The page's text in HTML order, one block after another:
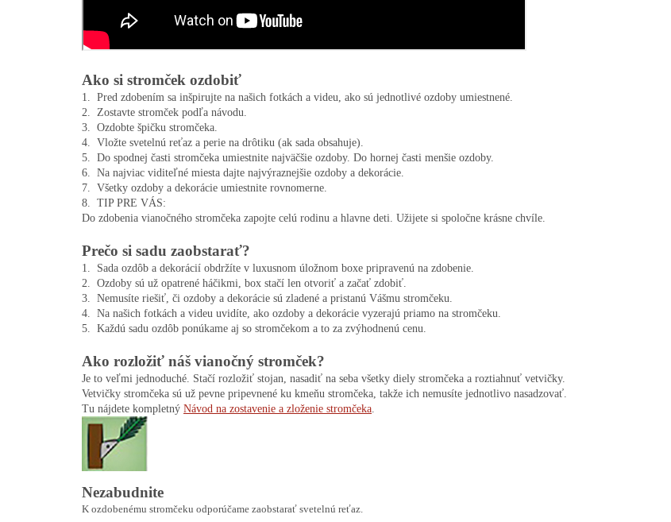
Ako si stromček ozdobiť
1.  Pred zdobením sa inšpirujte na našich fotkách a videu, ako sú jednotlivé ozdoby umiestnené.
2.  Zostavte stromček podľa návodu.
3.  Ozdobte špičku stromčeka.
4.  Vložte svetelnú reťaz a perie na drôtiku (ak sada obsahuje).
5.  Do spodnej časti stromčeka umiestnite najväčšie ozdoby. Do hornej časti menšie ozdoby.
6.  Na najviac viditeľné miesta dajte najvýraznejšie ozdoby a dekorácie.
7.  Všetky ozdoby a dekorácie umiestnite rovnomerne.
8.  TIP PRE VÁS:
Do zdobenia vianočného stromčeka zapojte celú rodinu a hlavne deti. Užijete si spoločne krásne chvíle.
Prečo si sadu zaobstarať?
1.  Sada ozdôb a dekorácií obdržíte v luxusnom úložnom boxe pripravenú na zdobenie.
2.  Ozdoby sú už opatrené háčikmi, box stačí len otvoriť a začať zdobiť.
3.  Nemusíte riešiť, či ozdoby a dekorácie sú zladené a pristanú Vášmu stromčeku.
4.  Na našich fotkách a videu uvidíte, ako ozdoby a dekorácie vyzerajú priamo na stromčeku.
Ako rozložiť náš vianočný stromček?
Je to veľmi jednoduché. Stačí rozložiť stojan, nasadiť na seba všetky diely stromčeka a roztiahnuť vetvičky.
Vetvičky stromčeka sú už pevne pripevnené ku kmeňu stromčeka, takže ich nemusíte jednotlivo nasadzovať.
Tu nájdete kompletný Návod na zostavenie a zloženie stromčeka
Nezabudnite
K ozdobenému stromčeku odporúčame zaobstarať svetelnú reťaz.